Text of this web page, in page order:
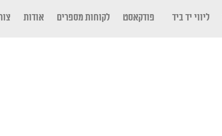
ליווי יד ביד פודקאסט לקוחות מספרים אודות